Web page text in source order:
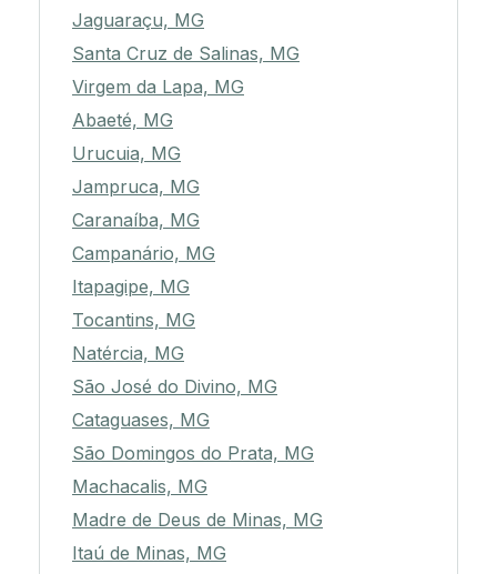
Jaguaraçu, MG
Santa Cruz de Salinas, MG
Virgem da Lapa, MG
Abaeté, MG
Urucuia, MG
Jampruca, MG
Caranaíba, MG
Campanário, MG
Itapagipe, MG
Tocantins, MG
Natércia, MG
São José do Divino, MG
Cataguases, MG
São Domingos do Prata, MG
Machacalis, MG
Madre de Deus de Minas, MG
Itaú de Minas, MG